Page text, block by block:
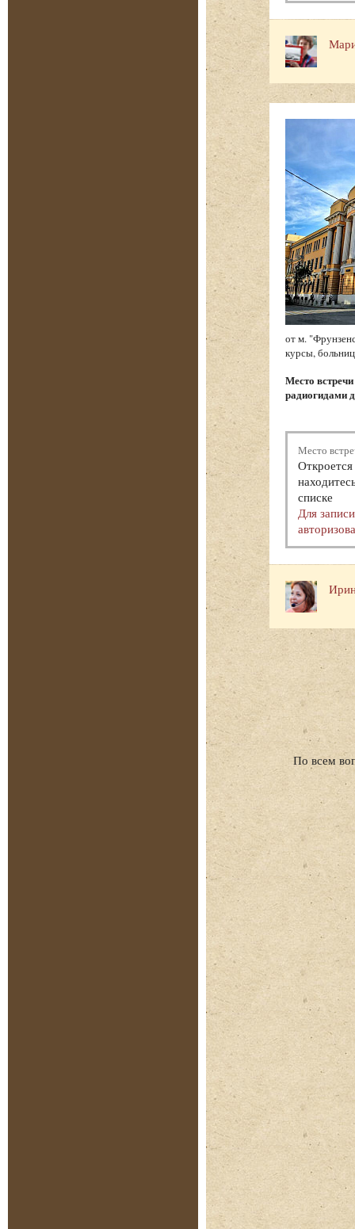
от м.
курсы,
Место
радиогидами
Место
списке
Для
По всем